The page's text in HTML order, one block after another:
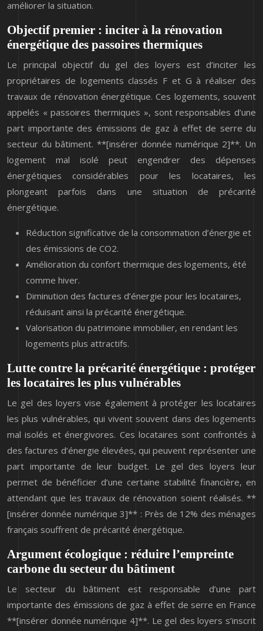
améliorer la situation.
Objectif premier : inciter à la rénovation
énergétique des passoires thermiques
Le principal objectif du gel des loyers est d’inciter les
propriétaires de logements classés F et G à réaliser des
travaux de rénovation énergétique. Ces logements, souvent
appelés « passoires thermiques », sont responsables d’une
part importante des émissions de gaz à effet de serre du
secteur du bâtiment. **[insérer donnée numérique 2]**. Un
logement mal isolé peut engendrer des dépenses
énergétiques considérables pour les locataires, les
plongeant parfois dans une situation de précarité
énergétique.
Réduction significative de la consommation d’énergie et
des émissions de CO2.
Amélioration du confort thermique des logements, été
comme hiver.
Diminution des factures d’énergie pour les locataires,
réduisant ainsi la précarité énergétique.
Valorisation du patrimoine immobilier, en rendant les
logements plus attractifs.
Lutte contre la précarité énergétique : protéger
les locataires les plus vulnérables
Le gel des loyers vise également à protéger les locataires
les plus vulnérables, qui vivent souvent dans des logements
mal isolés et énergivores. Ces locataires sont confrontés à
des factures d’énergie élevées, qui peuvent représenter une
part importante de leur budget. Le gel des loyers leur
permet de bénéficier d’une certaine stabilité financière, en
attendant que les travaux de rénovation soient réalisés. **
[insérer donnée numérique 3]** : Près de 12% des ménages
français souffrent de précarité énergétique.
Argument écologique : réduire l’empreinte
carbone du secteur du bâtiment
Le secteur du bâtiment est responsable d’une part
importante des émissions de gaz à effet de serre en France
**[insérer donnée numérique 4]**. Le gel des loyers s’inscrit